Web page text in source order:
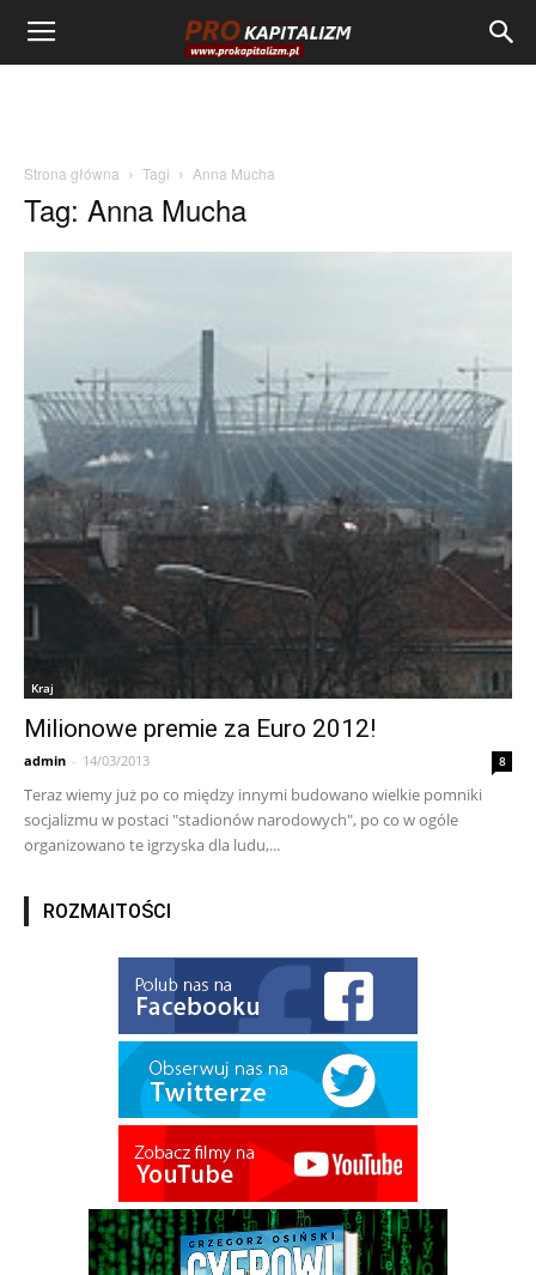
Strona główna Tagi Anna Mucha
Tag: Anna Mucha
Kraj
Milionowe premie za Euro 2012!
admin - 14/03/2013 8
Teraz wiemy już po co między innymi budowano wielkie pomniki
socjalizmu w postaci "stadionów narodowych", po co w ogóle
organizowano te igrzyska dla ludu,...
ROZMAITOŚCI